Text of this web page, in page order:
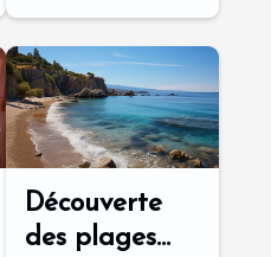
Découverte
des plages